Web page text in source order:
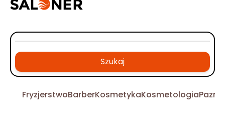
Szukaj
FryzjerstwoBarberKosmetykaKosmetologia